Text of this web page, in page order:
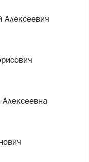
Алексеевич
Алексеевна